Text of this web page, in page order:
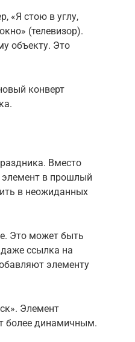
«Я стою в углу,
(телевизор).
объекту. Это
конверт
Вместо
элемент в прошлый
в неожиданных
Это может быть
ссылка на
элементу
Элемент
более динамичным.